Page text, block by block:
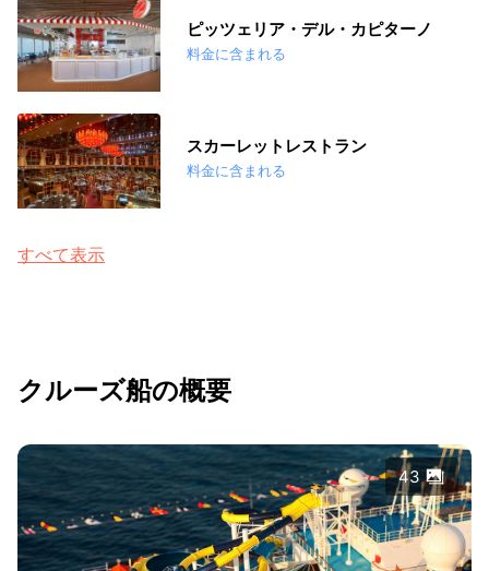
ピッツェリア・デル・カピターノ
料金に含まれる
スカーレットレストラン
料金に含まれる
すべて表示
クルーズ船の概要
43